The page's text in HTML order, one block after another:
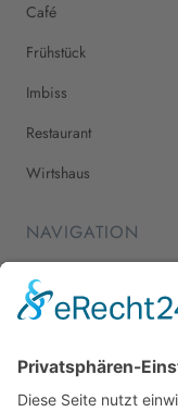
Café
Frühstück
Imbiss
Restaurant
Wirtshaus
NAVIGATION
Home
Essen & Trinken
Shopping
Stadtleben